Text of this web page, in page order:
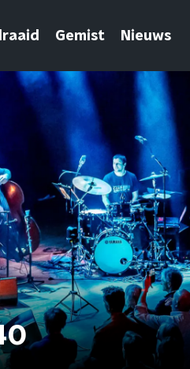
Gemist Nieuws